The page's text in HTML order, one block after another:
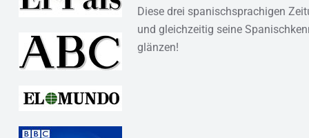
Diese drei spanischsprachigen
und gleichzeitig seine
glänzen!